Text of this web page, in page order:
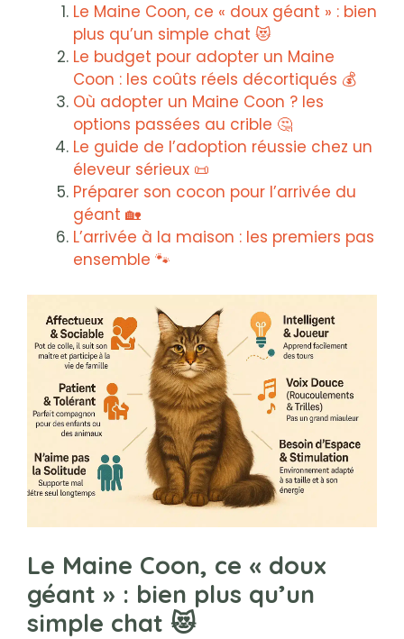
Le Maine Coon, ce « doux géant » : bien
plus qu’un simple chat 😻
Le budget pour adopter un Maine
Coon : les coûts réels décortiqués 💰
Où adopter un Maine Coon ? les
options passées au crible 🤔
Le guide de l’adoption réussie chez un
éleveur sérieux 📜
Préparer son cocon pour l’arrivée du
géant 🏡
L’arrivée à la maison : les premiers pas
ensemble 🐾
Le Maine Coon, ce « doux
géant » : bien plus qu’un
simple chat 😻